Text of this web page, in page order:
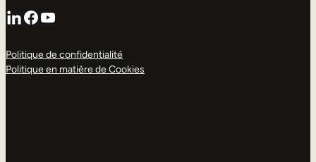
LinkedIn
Facebook
YouTube
Politique de confidentialité
Politique en matière de Cookies